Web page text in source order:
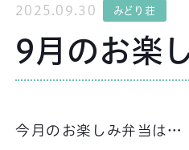
2025.09.30 みどり荘
9月のお楽
今月のお楽しみ弁当は…